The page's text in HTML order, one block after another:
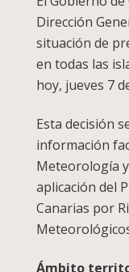
Dirección
situación de
en todas las
hoy, jueves 7
Esta decisión
información
Meteorología
aplicación del
Canarias por
Ámbito